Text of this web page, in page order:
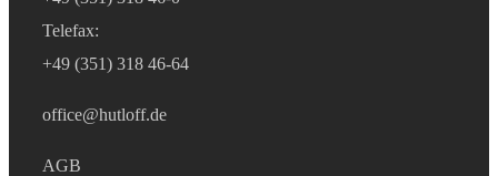
Telefax:
+49 (351) 318 46-64
office@hutloff.de
AGB